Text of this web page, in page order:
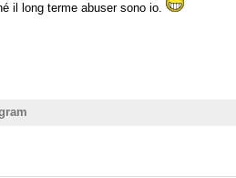
il long terme abuser sono io.